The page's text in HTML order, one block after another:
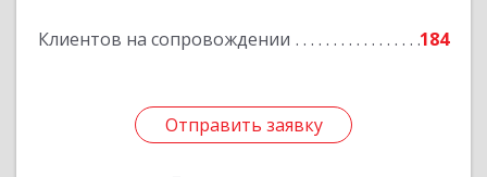
Клиентов на сопровождении 184
Отправить заявку
Отправить заявку